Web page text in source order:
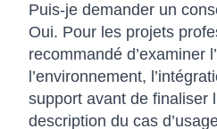
Puis-je demander un
Oui. Pour les projets
recommandé d’examiner
l’environnement,
support avant de finaliser
description du cas